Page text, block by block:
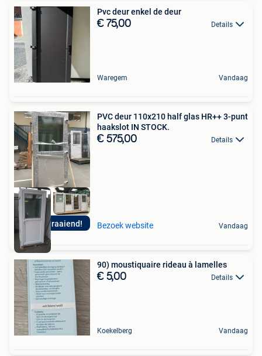
Pvc deur enkel de deur
€ 75,00 Details
Waregem Vandaag
Buitendraaiend!
PVC deur 110x210 half glas HR++ 3-punt
haakslot IN STOCK.
€ 575,00 Details
Bezoek website Vandaag
90) moustiquaire rideau à lamelles
€ 5,00 Details
Koekelberg Vandaag